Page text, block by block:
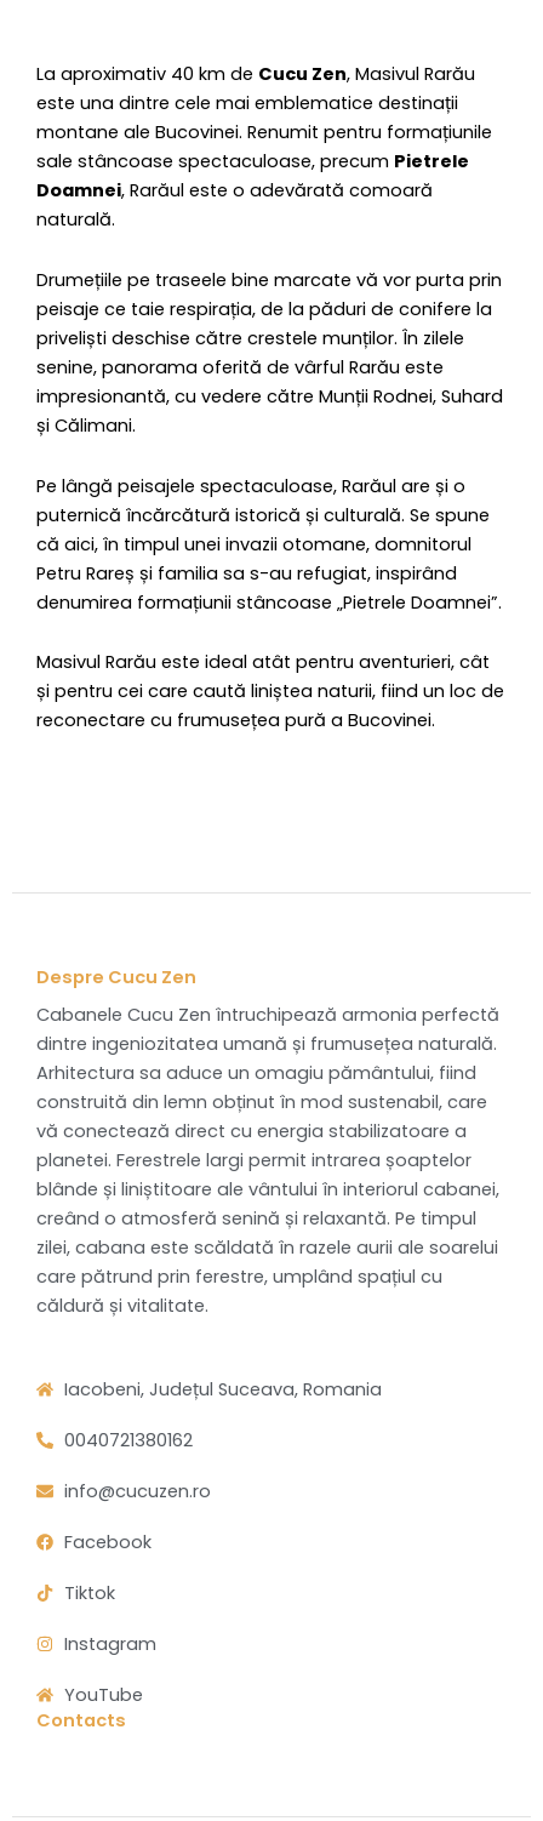
La aproximativ 40 km de Cucu Zen, Masivul Rarău
este una dintre cele mai emblematice destinații
montane ale Bucovinei. Renumit pentru formațiunile
sale stâncoase spectaculoase, precum Pietrele
Doamnei, Rarăul este o adevărată comoară
naturală.
Drumețiile pe traseele bine marcate vă vor purta prin
peisaje ce taie respirația, de la păduri de conifere la
priveliști deschise către crestele munților. În zilele
senine, panorama oferită de vârful Rarău este
impresionantă, cu vedere către Munții Rodnei, Suhard
și Călimani.
Pe lângă peisajele spectaculoase, Rarăul are și o
puternică încărcătură istorică și culturală. Se spune
că aici, în timpul unei invazii otomane, domnitorul
Petru Rareș și familia sa s-au refugiat, inspirând
denumirea formațiunii stâncoase „Pietrele Doamnei”.
Masivul Rarău este ideal atât pentru aventurieri, cât
și pentru cei care caută liniștea naturii, fiind un loc de
reconectare cu frumusețea pură a Bucovinei.
Despre Cucu Zen
Cabanele Cucu Zen întruchipează armonia perfectă
dintre ingeniozitatea umană și frumusețea naturală.
Arhitectura sa aduce un omagiu pământului, fiind
construită din lemn obținut în mod sustenabil, care
vă conectează direct cu energia stabilizatoare a
planetei. Ferestrele largi permit intrarea șoaptelor
blânde și liniștitoare ale vântului în interiorul cabanei,
creând o atmosferă senină și relaxantă. Pe timpul
zilei, cabana este scăldată în razele aurii ale soarelui
care pătrund prin ferestre, umplând spațiul cu
căldură și vitalitate.
Iacobeni, Județul Suceava, Romania
0040721380162
info@cucuzen.ro
Facebook
Tiktok
Instagram
YouTube
Contacts